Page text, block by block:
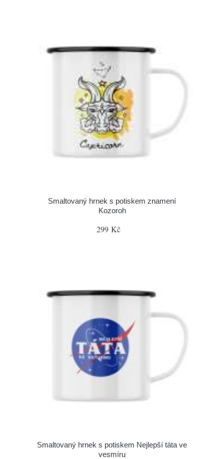
Smaltovaný hrnek s potiskem znamení
Kozoroh
299 Kč
Smaltovaný hrnek s potiskem Nejlepší táta ve
vesmíru